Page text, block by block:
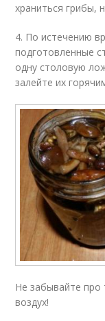
храниться грибы,
4. По истечению
подготовленные
одну столовую
залейте их
Не забывайте про
воздух!